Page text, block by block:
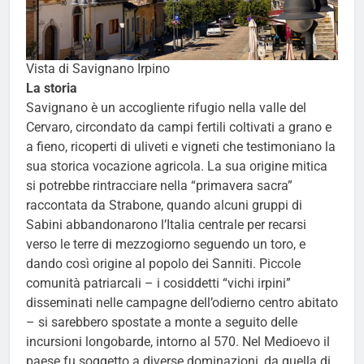
Vista di Savignano Irpino
La storia
Savignano è un accogliente rifugio nella valle del
Cervaro, circondato da campi fertili coltivati a grano e
a fieno, ricoperti di uliveti e vigneti che testimoniano la
sua storica vocazione agricola. La sua origine mitica
si potrebbe rintracciare nella “primavera sacra”
raccontata da Strabone, quando alcuni gruppi di
Sabini abbandonarono l’Italia centrale per recarsi
verso le terre di mezzogiorno seguendo un toro, e
dando così origine al popolo dei Sanniti. Piccole
comunità patriarcali – i cosiddetti “vichi irpini”
disseminati nelle campagne dell’odierno centro abitato
– si sarebbero spostate a monte a seguito delle
incursioni longobarde, intorno al 570. Nel Medioevo il